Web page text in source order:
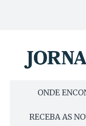
ONDE
RECEBA AS